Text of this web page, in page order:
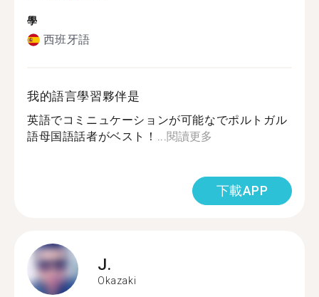
學
西班牙語
我的語言學習夥伴是
英語でコミニュケーションが可能なでポルトガル
語母国語話者がベスト！...閱讀更多
下載APP
J.
Okazaki